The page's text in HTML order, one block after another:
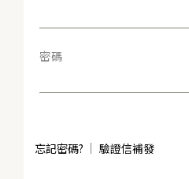
密碼
忘記密碼? 驗證信補發